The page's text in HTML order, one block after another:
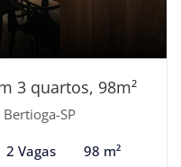
3 quartos, 98m²
SP
2 Vagas 98 m²